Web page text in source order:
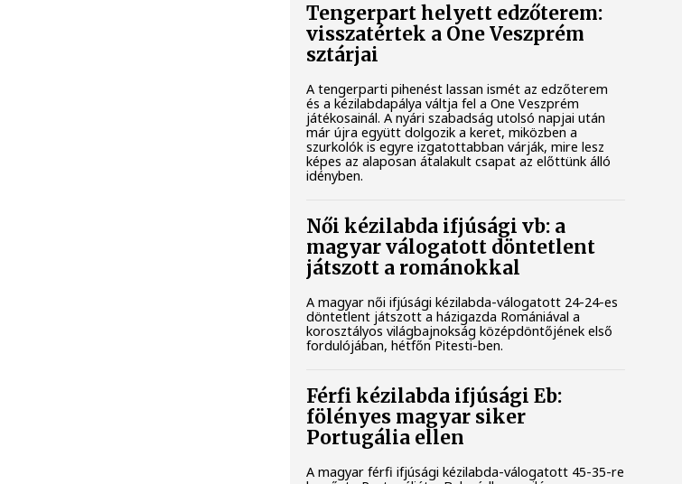
Tengerpart helyett edzőterem:
visszatértek a One Veszprém
sztárjai
A tengerparti pihenést lassan ismét az edzőterem
és a kézilabdapálya váltja fel a One Veszprém
játékosainál. A nyári szabadság utolsó napjai után
már újra együtt dolgozik a keret, miközben a
szurkolók is egyre izgatottabban várják, mire lesz
képes az alaposan átalakult csapat az előttünk álló
idényben.
Női kézilabda ifjúsági vb: a
magyar válogatott döntetlent
játszott a románokkal
A magyar női ifjúsági kézilabda-válogatott 24-24-es
döntetlent játszott a házigazda Romániával a
korosztályos világbajnokság középdöntőjének első
fordulójában, hétfőn Pitesti-ben.
Férfi kézilabda ifjúsági Eb:
fölényes magyar siker
Portugália ellen
A magyar férfi ifjúsági kézilabda-válogatott 45-35-re